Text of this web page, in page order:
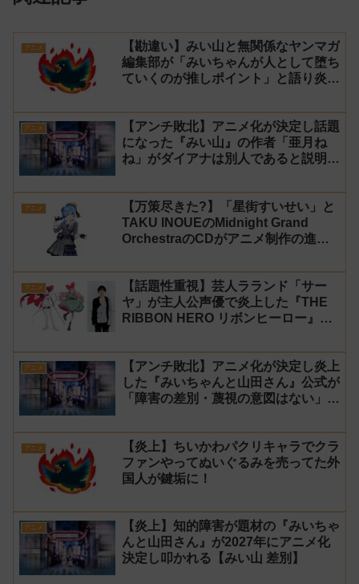
アニメ
【勘違い】みい山と無関係なヤンマガ
編集部が「みいちゃんが人として堕ち
ていくのが推しポイント」と語り炎上
ス】
アニメ
【アンチ敗北】アニメ化が決定し話題
になった『みい山』の作者「亜月ね
ね」がダイアナは別人であると説明し
アニメ
【万策尽きた?】「星街すいせい」と
TAKU INOUEのMidnight Grand
OrchestraのCDがアニメ制作の進行
アニメ
【話題性重視】芸人ラランド「サー
ヤ」が主人公声優で炎上した『THE
RIBBON HERO リボンヒーロー』に
ンルン」「でびでび・でびる」が出
演！
アニメ
【アンチ敗北】アニメ化が決定し炎上
した『みいちゃんと山田さん』公式が
「障害の差別・蔑視の意図はない」と
アニメ
【炎上】ちいかわパクリキャラでクラ
ファンやってぬいぐるみを売ってた外
国人が鍵垢に！
アニメ
【炎上】知的障害が題材の『みいちゃ
んと山田さん』が2027年にアニメ化
決定し叩かれる【みい山 差別】